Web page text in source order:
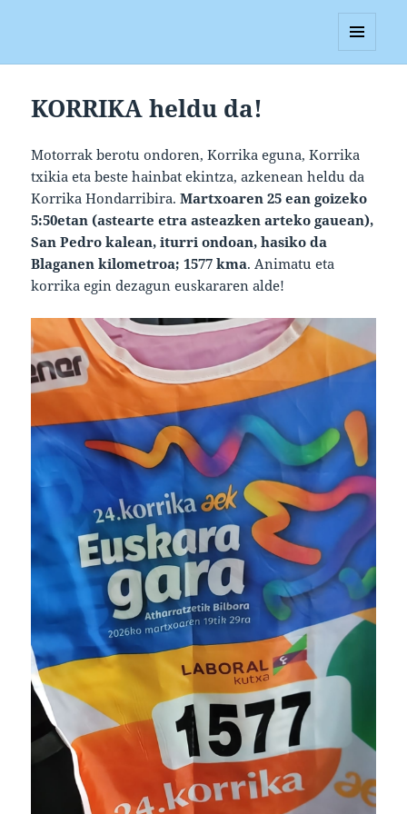
KORRIKA heldu da!
Motorrak berotu ondoren, Korrika eguna, Korrika
txikia eta beste hainbat ekintza, azkenean heldu da
Korrika Hondarribira.Martxoaren 25 ean goizeko
5:50etan (astearte etra asteazken arteko gauean),
San Pedro kalean, iturri ondoan, hasiko da
Blaganen kilometroa; 1577 kma. Animatu eta
korrika egin dezagun euskararen alde!